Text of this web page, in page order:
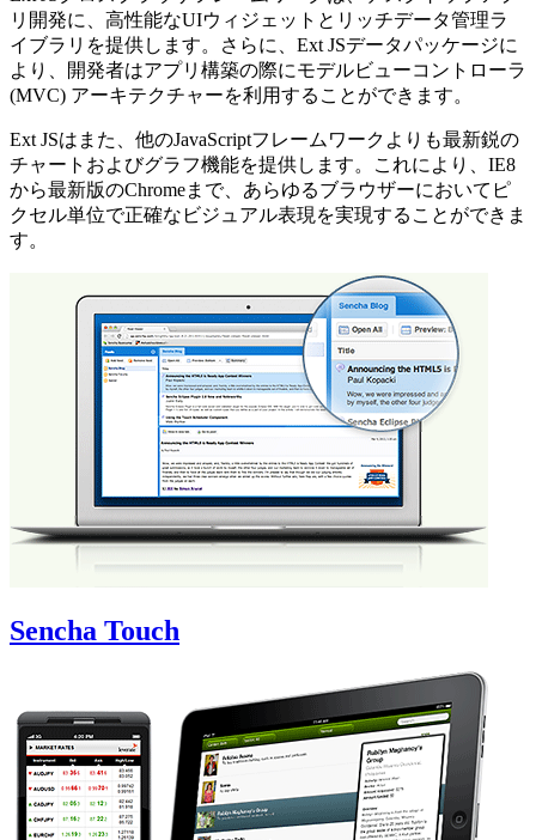
リ開発に、高性能なUIウィジェットとリッチデータ管理ラ
イブラリを提供します。さらに、Ext JSデータパッケージに
より、開発者はアプリ構築の際にモデルビューコントローラ
(MVC) アーキテクチャーを利用することができます。
Ext JSはまた、他のJavaScriptフレームワークよりも最新鋭の
チャートおよびグラフ機能を提供します。これにより、IE8
から最新版のChromeまで、あらゆるブラウザーにおいてピ
クセル単位で正確なビジュアル表現を実現することができま
す。
Sencha Touch